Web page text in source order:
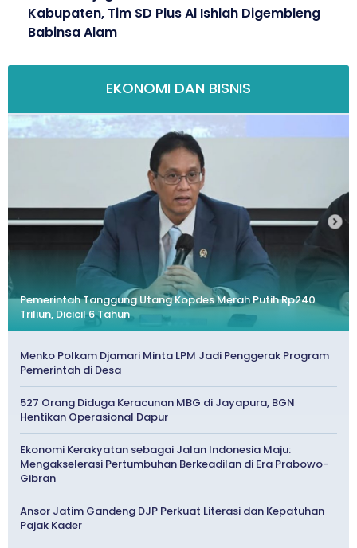
Kabupaten, Tim SD Plus Al Ishlah Digembleng
Babinsa Alam
EKONOMI DAN BISNIS
Pemerintah Tanggung Utang Kopdes Merah Putih Rp240
Triliun, Dicicil 6 Tahun
Menko Polkam Djamari Minta LPM Jadi Penggerak Program
Pemerintah di Desa
527 Orang Diduga Keracunan MBG di Jayapura, BGN
Hentikan Operasional Dapur
Ekonomi Kerakyatan sebagai Jalan Indonesia Maju:
Mengakselerasi Pertumbuhan Berkeadilan di Era Prabowo-
Gibran
Ansor Jatim Gandeng DJP Perkuat Literasi dan Kepatuhan
Pajak Kader